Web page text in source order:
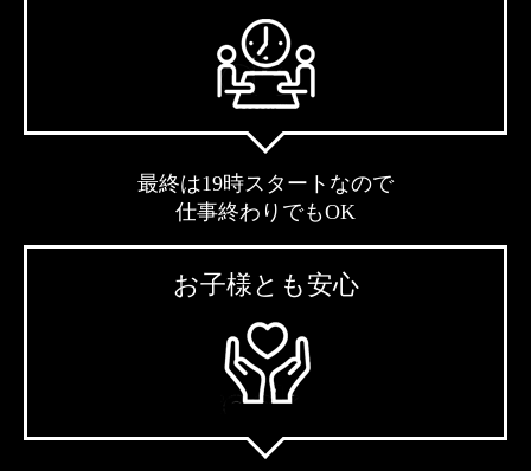
最終は19時スタートなので
仕事終わりでもOK
お子様とも安心